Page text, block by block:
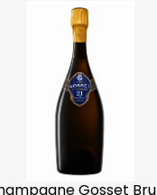
Gosset